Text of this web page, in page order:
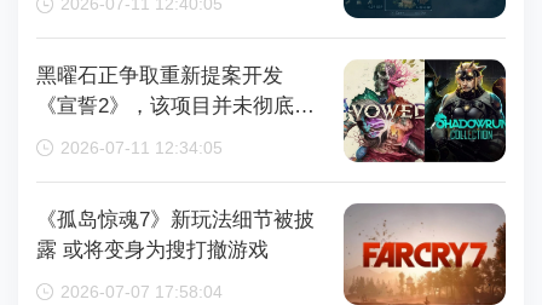
2026-07-11 12:40:05
黑曜石正争取重新提案开发
《宣誓2》，该项目并未彻底取
消
2026-07-11 12:34:05
《孤岛惊魂7》新玩法细节被披
露 或将变身为搜打撤游戏
2026-07-07 17:58:04